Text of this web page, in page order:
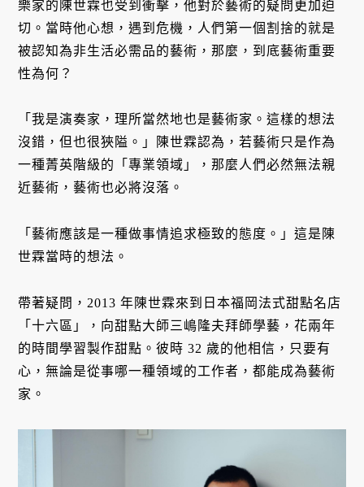
樂家的陳世霖也受到衝擊，他對於藝術的疑問更加迫
切。當時他心想，遇到危機，人們第一個割捨的就是
被認知為非生活必需品的藝術，那麼，到底藝術重要
性為何？
「我是演奏家，理所當然地也是藝術家。這樣的想法
沒錯，但也很狹隘。」陳世霖認為，若藝術只是作為
一種菁英階級的「專業領域」，那麼人們必然無法親
近藝術，藝術也必將沒落。
「藝術應該是一種做事情追求極致的態度。」這是陳
世霖當時的想法。
帶著疑問，2013 年陳世霖來到日本福岡法式甜點名店
「十六區」，向甜點大師三嶋隆夫拜師學藝，花兩年
的時間學習製作甜點。彼時 32 歲的他相信，只要有
心，無論是從事哪一種領域的工作者，都能成為藝術
家。